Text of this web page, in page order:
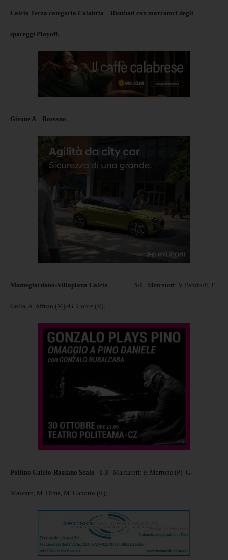
Calcio Terza categoria Calabria – Risultati con marcatori degli
spareggi Playoff.
Girone A – Rossano
Montegiordano-Villapiana Calcio 3-1 Marcatori: V. Pandolfi, F.
Golia, A. Affuso (M)=G. Conte (V);
Pollino Calcio-Rossano Scalo 1-3 Marcatori: F. Marrone (P)=G.
Mascaro, M. Dima, M. Canotto (R);